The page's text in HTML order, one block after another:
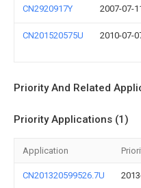
CN2920917Y 2007-07-
CN201520575U 2010-07-
Priority And Related
Priority Applications (1)
Application
CN201320599526.7U